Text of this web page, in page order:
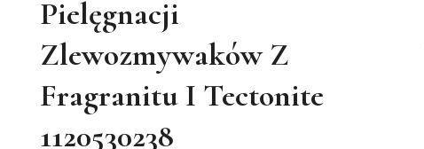
Pielęgnacji
Zlewozmywaków Z
Fragranitu I Tectonite
1120530238